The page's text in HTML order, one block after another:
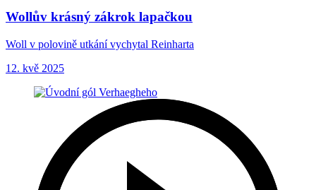
Wollův krásný zákrok lapačkou
Woll v polovině utkání vychytal Reinharta
12. kvě 2025